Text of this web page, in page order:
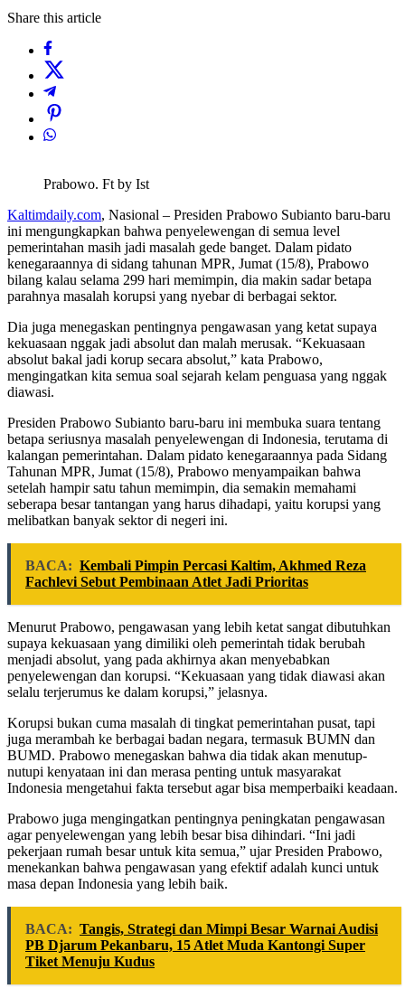
Share this article
Prabowo. Ft by Ist
Kaltimdaily.com, Nasional – Presiden Prabowo Subianto baru-baru
ini mengungkapkan bahwa penyelewengan di semua level
pemerintahan masih jadi masalah gede banget. Dalam pidato
kenegaraannya di sidang tahunan MPR, Jumat (15/8), Prabowo
bilang kalau selama 299 hari memimpin, dia makin sadar betapa
parahnya masalah korupsi yang nyebar di berbagai sektor.
Dia juga menegaskan pentingnya pengawasan yang ketat supaya
kekuasaan nggak jadi absolut dan malah merusak. “Kekuasaan
absolut bakal jadi korup secara absolut,” kata Prabowo,
mengingatkan kita semua soal sejarah kelam penguasa yang nggak
diawasi.
Presiden Prabowo Subianto baru-baru ini membuka suara tentang
betapa seriusnya masalah penyelewengan di Indonesia, terutama di
kalangan pemerintahan. Dalam pidato kenegaraannya pada Sidang
Tahunan MPR, Jumat (15/8), Prabowo menyampaikan bahwa
setelah hampir satu tahun memimpin, dia semakin memahami
seberapa besar tantangan yang harus dihadapi, yaitu korupsi yang
melibatkan banyak sektor di negeri ini.
BACA: Kembali Pimpin Percasi Kaltim, Akhmed Reza
Fachlevi Sebut Pembinaan Atlet Jadi Prioritas
Menurut Prabowo, pengawasan yang lebih ketat sangat dibutuhkan
supaya kekuasaan yang dimiliki oleh pemerintah tidak berubah
menjadi absolut, yang pada akhirnya akan menyebabkan
penyelewengan dan korupsi. “Kekuasaan yang tidak diawasi akan
selalu terjerumus ke dalam korupsi,” jelasnya.
Korupsi bukan cuma masalah di tingkat pemerintahan pusat, tapi
juga merambah ke berbagai badan negara, termasuk BUMN dan
BUMD. Prabowo menegaskan bahwa dia tidak akan menutup-
nutupi kenyataan ini dan merasa penting untuk masyarakat
Indonesia mengetahui fakta tersebut agar bisa memperbaiki keadaan.
Prabowo juga mengingatkan pentingnya peningkatan pengawasan
agar penyelewengan yang lebih besar bisa dihindari. “Ini jadi
pekerjaan rumah besar untuk kita semua,” ujar Presiden Prabowo,
menekankan bahwa pengawasan yang efektif adalah kunci untuk
masa depan Indonesia yang lebih baik.
BACA: Tangis, Strategi dan Mimpi Besar Warnai Audisi
PB Djarum Pekanbaru, 15 Atlet Muda Kantongi Super
Tiket Menuju Kudus